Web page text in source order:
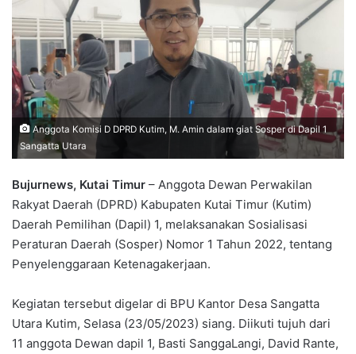
Anggota Komisi D DPRD Kutim, M. Amin dalam giat Sosper di Dapil 1
Sangatta Utara
Bujurnews, Kutai Timur – Anggota Dewan Perwakilan
Rakyat Daerah (DPRD) Kabupaten Kutai Timur (Kutim)
Daerah Pemilihan (Dapil) 1, melaksanakan Sosialisasi
Peraturan Daerah (Sosper) Nomor 1 Tahun 2022, tentang
Penyelenggaraan Ketenagakerjaan.
Kegiatan tersebut digelar di BPU Kantor Desa Sangatta
Utara Kutim, Selasa (23/05/2023) siang. Diikuti tujuh dari
11 anggota Dewan dapil 1, Basti SanggaLangi, David Rante,